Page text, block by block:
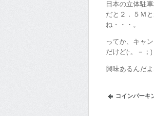
日本の立体駐
だと２．５Ｍ
ね・・・。
ってか、キャ
だけど(-。－
興味あるんだ
コインパーキ